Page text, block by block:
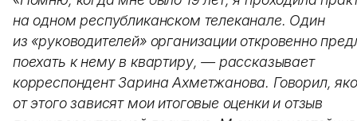
на одном республиканском телеканале. Один
из «руководителей» организации откровенно
поехать к нему в квартиру, — рассказывает
корреспондент Зарина Ахметжанова. Говорил,
от этого зависят мои итоговые оценки и отзыв